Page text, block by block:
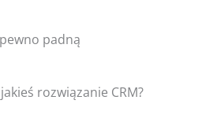
padną
rozwiązanie CRM?